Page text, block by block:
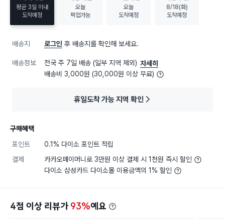
평균 3일 이내
도착예정
오늘
픽업가능
오늘
도착예정
8/18(화)
도착예정
배송지 로그인 후 배송지를 확인해 보세요.
배송정보 전국 주 7일 배송 (일부 지역 제외) 자세히
배송비 3,000원 (30,000원 이상 무료)
휴일도착 가능 지역 확인
구매혜택
포인트
0.1% 다이소 포인트 적립
결제
카카오페이머니로 3만원 이상 결제 시 1천원 즉시 할인
다이소 삼성카드 다이소몰 이용금액의 1% 할인
4점 이상 리뷰가 93%예요